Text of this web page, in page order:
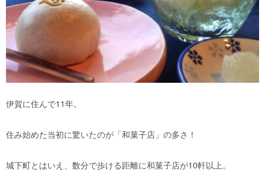
伊賀に住んで11年。
住み始めた当初に驚いたのが「和菓子店」の多さ！
城下町とはいえ、数分で歩ける距離に和菓子店が10軒以上。